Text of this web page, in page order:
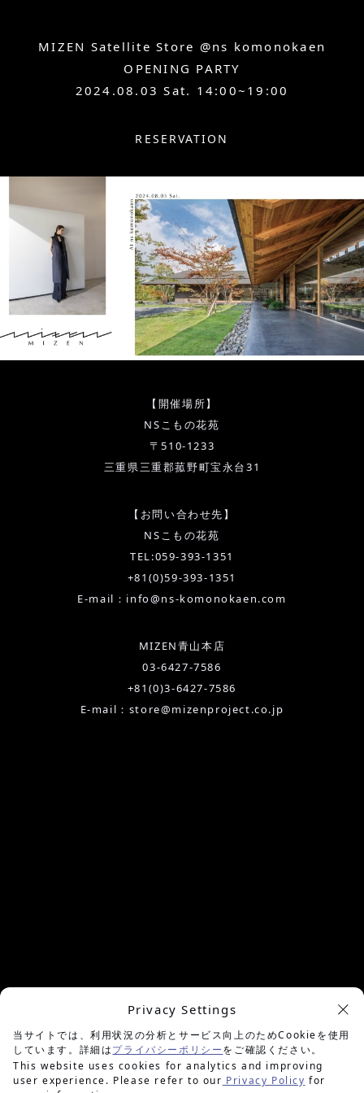
Privacy Settings
当サイトでは、利用状況の分析とサービス向上のためCookieを使用
しています。詳細はプライバシーポリシーをご確認ください。
This website uses cookies for analytics and improving
user experience. Please refer to our Privacy Policy for
MIZEN Satellite Store @ns komonokaen
OPENING PARTY
2024.08.03 Sat. 14:00~19:00
RESERVATION
【開催場所】
NSこもの花苑
〒510-1233
三重県三重郡菰野町宝永台31
【お問い合わせ先】
NSこもの花苑
TEL:059-393-1351
+81(0)59-393-1351
E-mail：info@ns-komonokaen.com
MIZEN青山本店
03-6427-7586
+81(0)3-6427-7586
E-mail：store@mizenproject.co.jp
余白を楽しむプロジェクト